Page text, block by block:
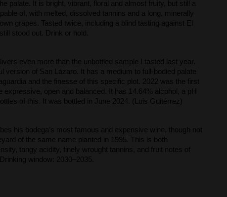
palate. It is bright, vibrant, floral and almost fruity, but still a
of, with melted, dissolved tannins and a long, minerally
grapes. Tasted twice, including a blind tasting against El
stood out. Drink or hold.
even more than the unbottled sample I tasted last year.
version of San Lázaro. It has a medium to full-bodied palate
and the finesse of this specific plot. 2022 was the first
open and balanced. It has 14.64% alcohol, a pH
of this. It was bottled in June 2024. (Luis Guitérrez)
his bodega’s most famous and expensive wine, though not
of the same name planted in 1995. This is both
tangy acidity, finely wrought tannins, and fruit notes of
window: 2030–2035.